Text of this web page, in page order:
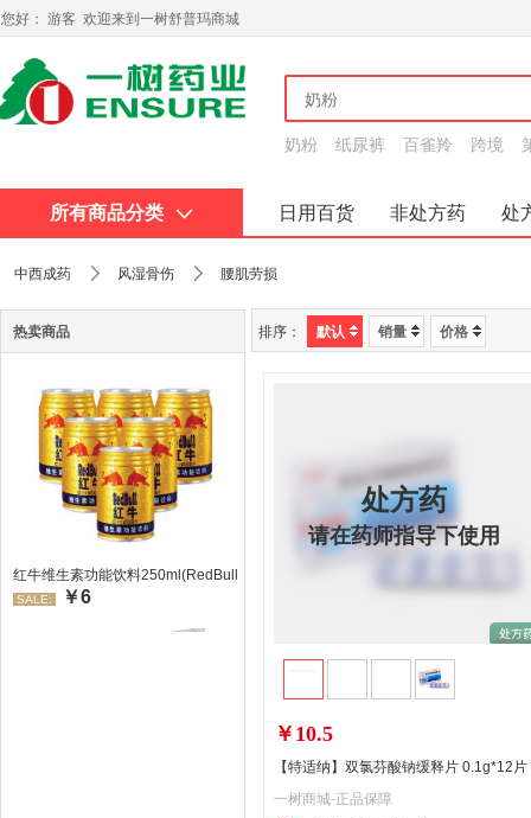
您好： 游客 欢迎来到一树舒普玛商城
奶粉 纸尿裤 百雀羚 跨境
所有商品分类 日用百货 非处方药
处
中西成药 风湿骨伤 腰肌劳损
热卖商品
红牛维生素功能饮料250ml(RedBull/红牛)
SALE: ￥6
排序： 默认 销量 价格
处方药
请在药师指导下使用
￥10.5
【特适纳】双氯芬酸钠缓释片 0.1g*12片
一树商城-正品保障